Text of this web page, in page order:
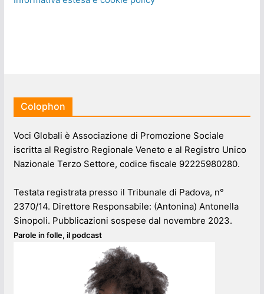
Colophon
Voci Globali è Associazione di Promozione Sociale
iscritta al Registro Regionale Veneto e al Registro Unico
Nazionale Terzo Settore, codice fiscale 92225980280.
Testata registrata presso il Tribunale di Padova, n°
2370/14. Direttore Responsabile: (Antonina) Antonella
Sinopoli. Pubblicazioni sospese dal novembre 2023.
Parole in folle, il podcast